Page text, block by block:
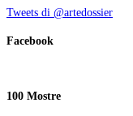
Tweets di @artedossier
Facebook
100 Mostre